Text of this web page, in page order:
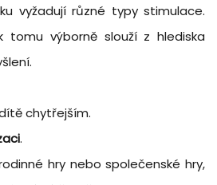
vyžadují různé typy stimulace.
tomu výborně slouží z hlediska
chytřejším.
.
hry nebo společenské hry,